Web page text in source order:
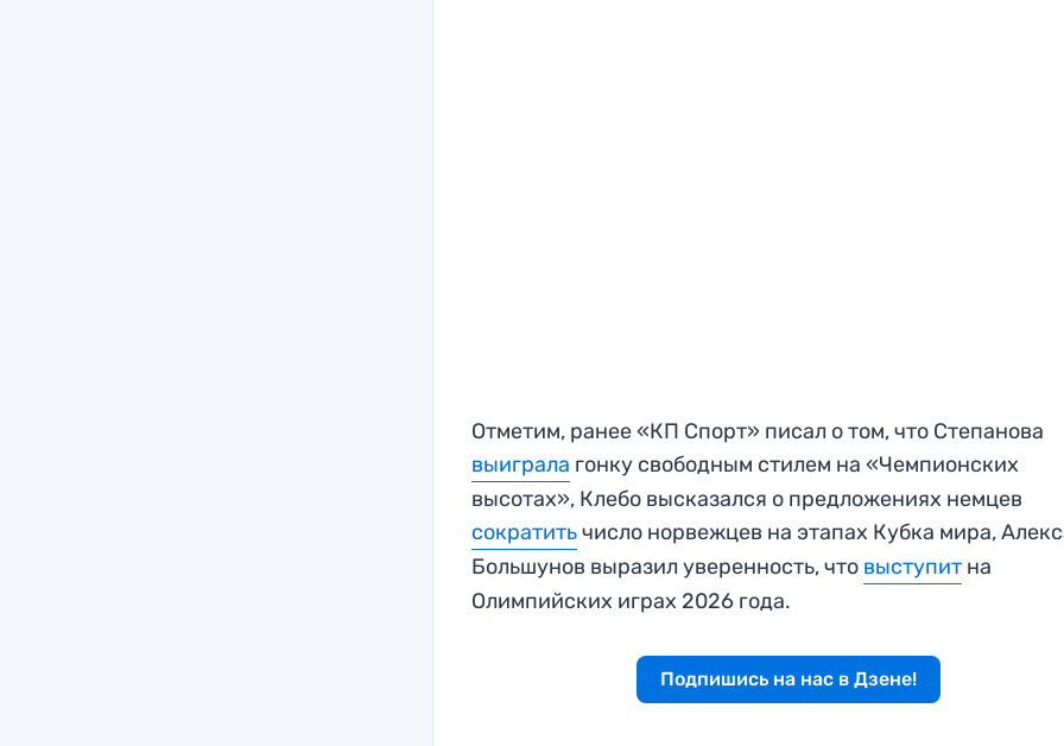
Отметим, ранее «КП Спорт» писал о том, что Степанова
выиграла гонку свободным стилем на «Чемпионских
высотах», Клебо высказался о предложениях немцев
сократитьчисло норвежцев на этапах Кубка мира,
Большунов выразил уверенность, что выступит на
Олимпийских играх 2026 года.
Подпишись на нас в Дзене!